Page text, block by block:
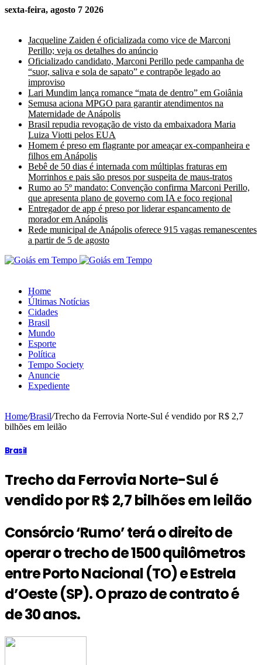
sexta-feira, agosto 7 2026
Jacqueline Zaiden é oficializada como vice de Marconi
Perillo; veja os detalhes do anúncio
Oficializado candidato, Marconi Perillo pede campanha de
“suor, saliva e sola de sapato” e contrapõe legado ao
improviso
Lari Mundim lança romance “mata de dentro” em Goiânia
Semusa aciona MPGO para garantir atendimentos na
Maternidade de Anápolis
Brasil repudia revogação de visto da embaixadora Maria
Luiza Viotti pelos EUA
Homem é preso em flagrante por ameaçar ex-companheira e
filhos em Anápolis
Bebê de 50 dias é internada com múltiplas fraturas em
Morrinhos e pais são presos por suspeita de maus-tratos
Rumo ao 5º mandato: Convenção confirma Marconi Perillo,
que apresenta plano de governo com IA e foco regional
Entregador de app é preso por liderar espancamento de
morador em Anápolis
Rede municipal de Anápolis oferece 915 vagas remanescentes
a partir de 5 de agosto
Home
Últimas Notícias
Cidades
Brasil
Mundo
Esporte
Política
Tempo Society
Anuncie
Expediente
Home/Brasil/Trecho da Ferrovia Norte-Sul é vendido por R$ 2,7
bilhões em leilão
Brasil
Trecho da Ferrovia Norte-Sul é
vendido por R$ 2,7 bilhões em leilão
Consórcio ‘Rumo’ terá o direito de
operar o trecho de 1500 quilômetros
entre Porto Nacional (TO) e Estrela
d’Oeste (SP). O prazo de contrato é
de 30 anos.